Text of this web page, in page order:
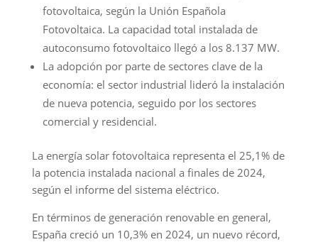
fotovoltaica, según la Unión Española
Fotovoltaica. La capacidad total instalada de
autoconsumo fotovoltaico llegó a los 8.137 MW.
La adopción por parte de sectores clave de la
economía: el sector industrial lideró la instalación
de nueva potencia, seguido por los sectores
comercial y residencial.
La energía solar fotovoltaica representa el 25,1% de
la potencia instalada nacional a finales de 2024,
según el informe del sistema eléctrico.
En términos de generación renovable en general,
España creció un 10,3% en 2024, un nuevo récord,